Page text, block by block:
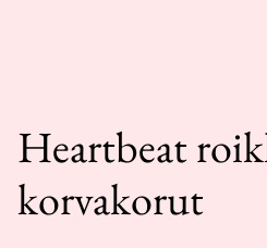
Heartbeat
korvakorut